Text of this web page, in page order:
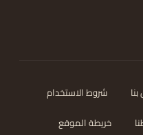
شروط الاستخدام
خريطة الموقع